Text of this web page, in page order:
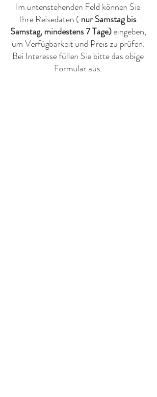
Im untenstehenden Feld können Sie
Ihre Reisedaten (nur Samstag bis
Samstag, mindestens 7 Tage)eingeben,
um Verfügbarkeit und Preis zu prüfen.
Bei Interesse füllen Sie bitte das obige
Formular aus.